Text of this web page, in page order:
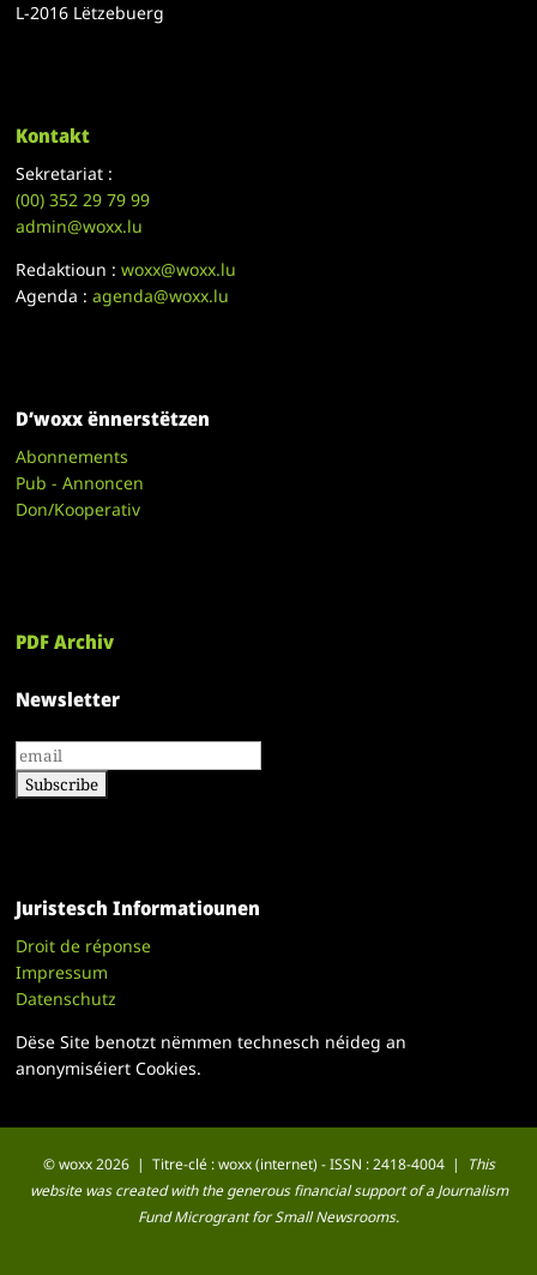
L-2016 Lëtzebuerg
Kontakt
Sekretariat :
(00)352 29 79 99
admin@woxx.lu
Redaktioun :woxx@woxx.lu
Agenda :agenda@woxx.lu
D’woxx ënnerstëtzen
Abonnements
Pub - Annoncen
Don/Kooperativ
PDF Archiv
Newsletter
Juristesch Informatiounen
Droit de réponse
Impressum
Datenschutz
Dëse Site benotzt nëmmen technesch néideg an
anonymiséiert Cookies.
© woxx 2026 | Titre-clé : woxx (internet) - ISSN : 2418-4004 |
This
website was created with the generous financial support of a Journalism
Fund Microgrant for Small Newsrooms.